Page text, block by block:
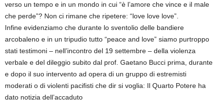
verso un tempo e in un mondo in cui “è l’amore che vince e il male
che perde”? Non ci rimane che ripetere: “love love love”.
Infine evidenziamo che durante lo sventolio delle bandiere
arcobaleno e in un tripudio tutto “peace and love” siamo purtroppo
stati testimoni – nell’incontro del 19 settembre – della violenza
verbale e del dileggio subito dal prof. Gaetano Bucci prima, durante
e dopo il suo intervento ad opera di un gruppo di estremisti
moderati o di violenti pacifisti che dir si voglia: Il Quarto Potere ha
dato notizia dell’accaduto